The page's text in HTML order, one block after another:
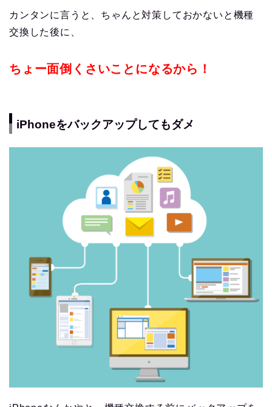
カンタンに言うと、ちゃんと対策しておかないと機種
交換した後に、
ちょー面倒くさいことになるから！
iPhoneをバックアップしてもダメ